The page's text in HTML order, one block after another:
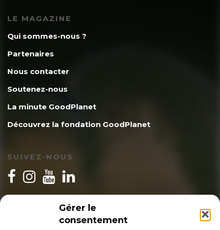
Gérer le
consentement
et même à certains diplomates
canadiens dans les Amériques.
LE MAGAZINE
Qui sommes-nous ?
Partenaires
Nous contacter
Soutenez-nous
La minute GoodPlanet
Découvrez la fondation GoodPlanet
SUIVEZ-NOUS
INSCRIPTION NEWSLETTER